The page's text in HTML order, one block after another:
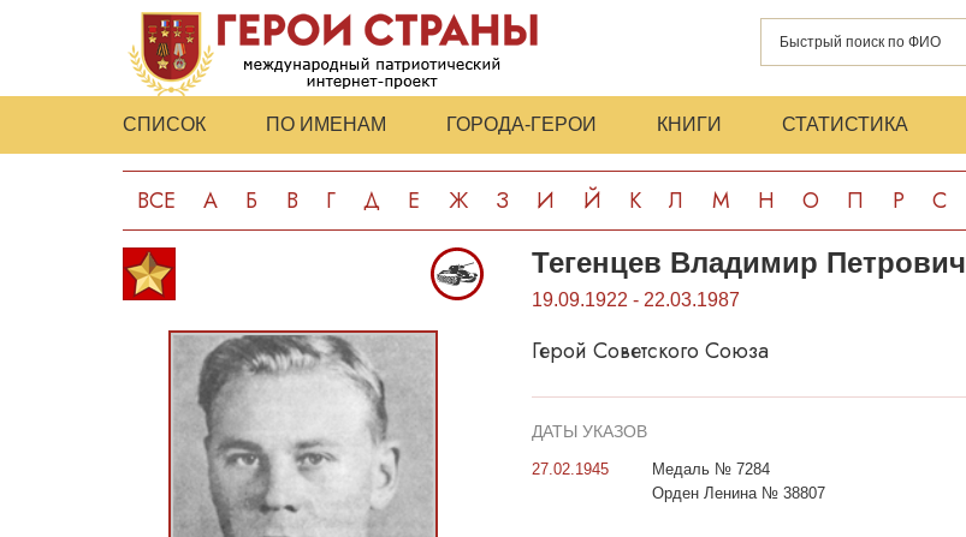
СПИСОК ПО ИМЕНАМ ГОРОДА-ГЕРОИ КНИГИ СТАТИСТИКА
ВСЕ А Б В Г Д Е Ж З И Й К Л М Н О П Р С
Тегенцев Владимир Петрович
19.09.1922 - 22.03.1987
Герой Советского Союза
ДАТЫ УКАЗОВ
27.02.1945
Медаль № 7284
Орден Ленина № 38807